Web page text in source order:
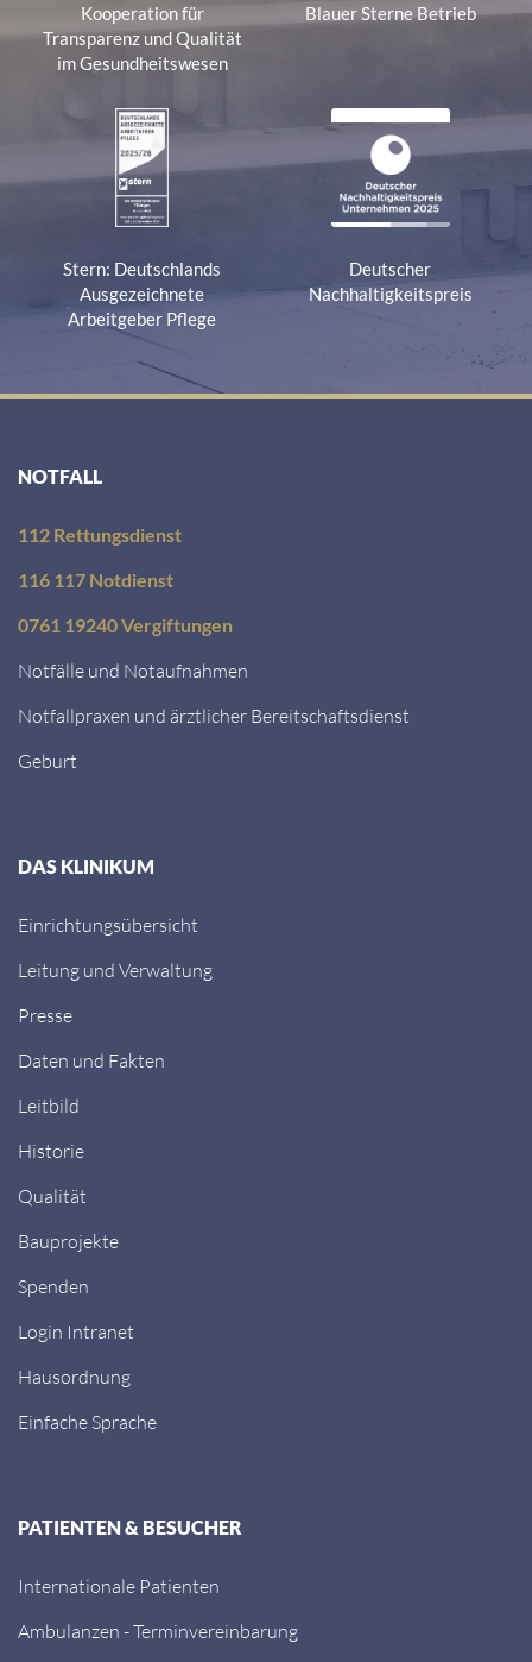
Kooperation für
Transparenz und Qualität
im Gesundheitswesen
Blauer Sterne Betrieb
Stern: Deutschlands
Ausgezeichnete
Arbeitgeber Pflege
Deutscher
Nachhaltigkeitspreis
NOTFALL
112 Rettungsdienst
116 117 Notdienst
0761 19240 Vergiftungen
Notfälle und Notaufnahmen
Notfallpraxen und ärztlicher Bereitschaftsdienst
Geburt
DAS KLINIKUM
Einrichtungsübersicht
Leitung und Verwaltung
Presse
Daten und Fakten
Leitbild
Historie
Qualität
Bauprojekte
Spenden
Login Intranet
Hausordnung
Einfache Sprache
PATIENTEN & BESUCHER
Internationale Patienten
Ambulanzen - Terminvereinbarung